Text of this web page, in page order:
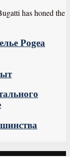
has honed the
Pogea